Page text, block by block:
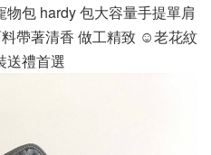
包 hardy 包大容量手提單肩
帶著清香 做工精致 ☺️老花紋
送禮首選